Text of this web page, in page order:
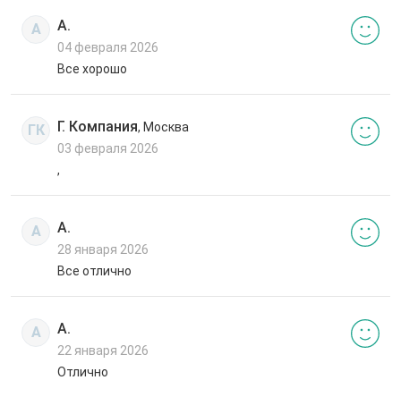
А А.
04 февраля 2026
Все хорошо
ГК Г. Компания, Москва
03 февраля 2026
,
А А.
28 января 2026
Все отлично
А А.
22 января 2026
Отлично